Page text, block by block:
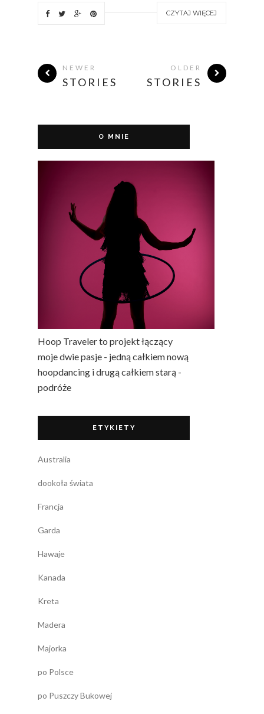
CZYTAJ WIĘCEJ
NEWER
STORIES
OLDER
STORIES
O MNIE
Hoop Traveler to projekt łączący
moje dwie pasje - jedną całkiem nową
hoopdancing i drugą całkiem starą -
podróże
ETYKIETY
Australia
dookoła świata
Francja
Garda
Hawaje
Kanada
Kreta
Madera
Majorka
po Polsce
po Puszczy Bukowej